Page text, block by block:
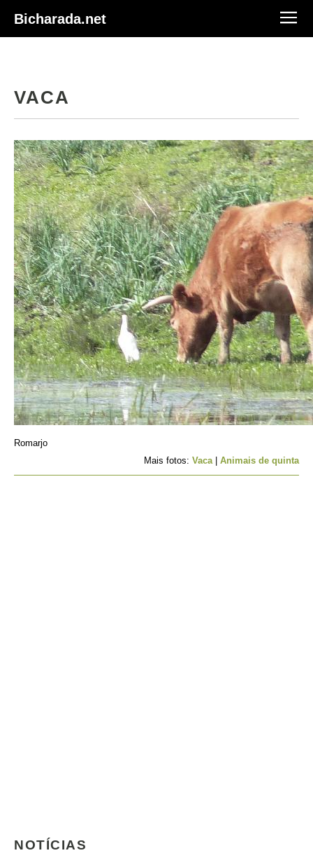
Bicharada.net
VACA
Romarjo
Mais fotos: Vaca| Animais de quinta
NOTÍCIAS